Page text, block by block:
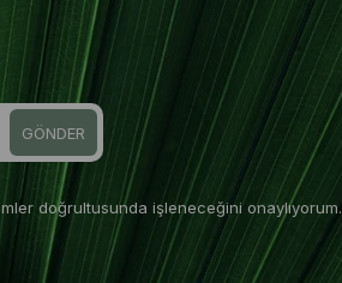
GÖNDER
doğrultusunda işleneceğini onaylıyorum.